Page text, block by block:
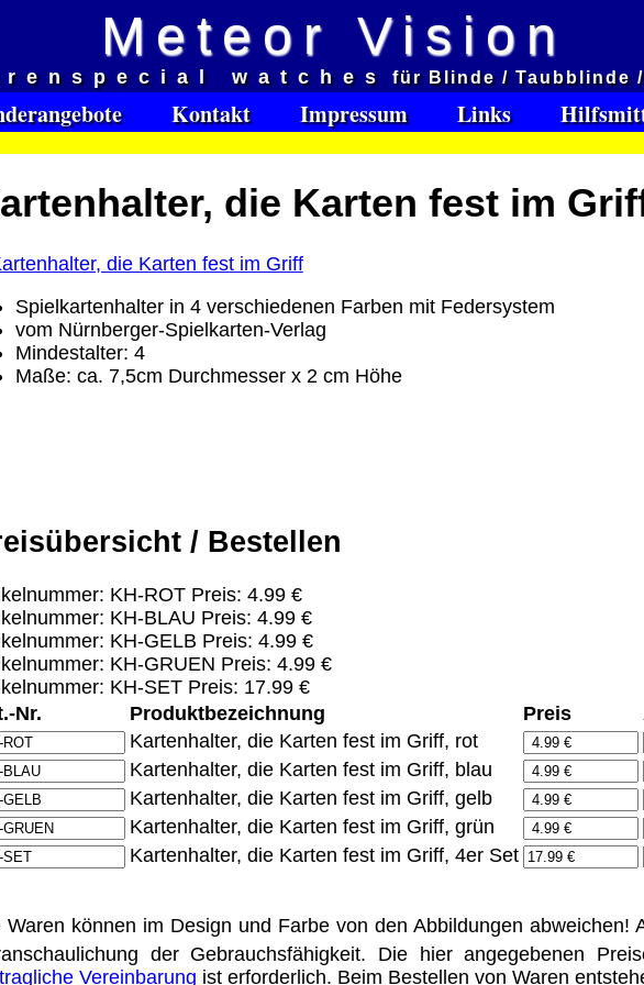
Meteor Vision
watches
für Blinde / Taubblinde
Kontakt Impressum Links
die Karten fest im
Spielkartenhalter in 4 verschiedenen Farben mit Federsystem
vom Nürnberger-Spielkarten-Verlag
Mindestalter: 4
Maße: ca. 7,5cm Durchmesser x 2 cm Höhe
/ Bestellen
KH-ROT Preis: 4.99 €
KH-BLAU Preis: 4.99 €
KH-GELB Preis: 4.99 €
KH-GRUEN Preis: 4.99 €
KH-SET Preis: 17.99 €
Nr.
Produktbezeichnung Preis
Kartenhalter, die Karten fest im Griff, rot
Kartenhalter, die Karten fest im Griff, blau
Kartenhalter, die Karten fest im Griff, gelb
Kartenhalter, die Karten fest im Griff, grün
Kartenhalter, die Karten fest im Griff, 4er Set
Waren können im Design und Farbe von den Abbildungen abweichen!
der Gebrauchsfähigkeit. Die hier angegebenen
Vereinbarung ist erforderlich. Beim Bestellen von Waren
DHL Standard
Vorkasse:
20.00 €
Schweiz)
20.00 €
Software Download only
Deutschland PayPal: 0.00 €
EU (inkl. Schweiz) PayPal: 0.00 €
Lizenzschlüssel und die Rechnung / Lieferschein. Sie
sind Eigentum der jeweiligen Firmen. Preisänderungen,
Vertrieb Dresden,
85/98 - Haftung für Links hat das Landgericht Hamburg entschieden,
gelinkten Seite ggf. mit zu verantworten hat. Dieses kann nur
diesen Inhalten distanziert. Hiermit distanzieren wir uns ausdrücklich
und machen uns diese Inhalte nicht zu eigen. Diese Erklärung
Plattform zur Online-Streitbeilegung (OS) bereit. Die Plattform finden
E-Mailadresse lautet: info@meteor.vision.
Datenschutz Urheberrechte Kontakt Links Katalog (PDF)
Funktionalität bieten zu können.
best possible functionality.